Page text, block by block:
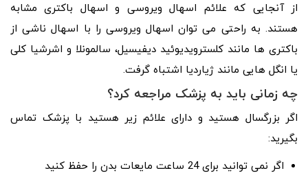
از آنجایی که علائم اسهال ویروسی و اسهال باکتری مشابه
هستند. به راحتی می توان اسهال ویروسی را با اسهال ناشی از
باکتری ها مانند کلسترویدیوئید دیفیسیل، سالمونلا و اشرشیا کلی
یا انگل هایی مانند ژیاردیا اشتباه گرفت.
چه زمانی باید به پزشک مراجعه کرد؟
اگر بزرگسال هستید و دارای علائم زیر هستید با پزشک تماس
بگیرید:
اگر نمی توانید برای 24 ساعت مایعات بدن را حفظ کنید